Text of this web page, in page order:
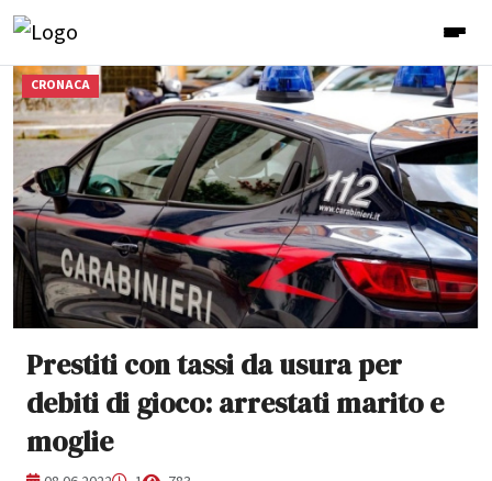
CRONACA
Prestiti con tassi da usura per
debiti di gioco: arrestati marito e
moglie